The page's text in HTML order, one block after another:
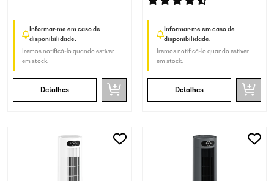
Informar-me em caso de
disponibilidade.
Iremos notificá-lo quando estiver
em stock.
Detalhes
Informar-me em caso de
disponibilidade.
Iremos notificá-lo quando estiver
em stock.
Detalhes